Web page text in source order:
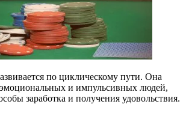
по циклическому пути. Она
и импульсивных людей,
заработка и получения удовольствия.